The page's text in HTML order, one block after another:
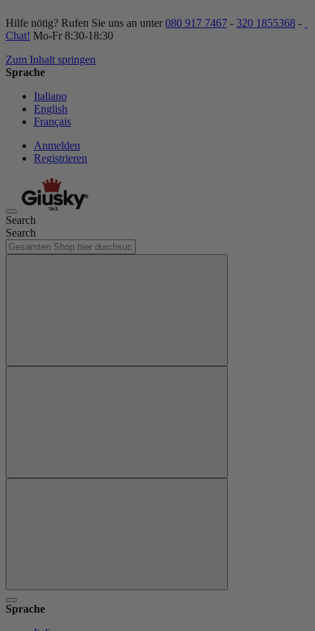
Hilfe nötig? Rufen Sie uns an unter 080 917 7467 - 320 1855368 -
Chat! Mo-Fr 8:30-18:30
Zum Inhalt springen
Sprache
Italiano
English
Français
Anmelden
Registrieren
Search
Search
Sprache